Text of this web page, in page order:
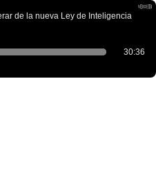
de la nueva Ley de Inteligencia
30:36